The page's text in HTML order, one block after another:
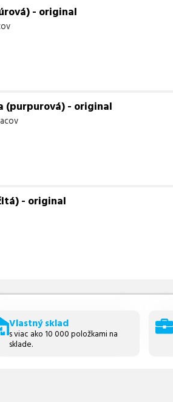
- original
(purpurová) - original
- original
Vlastný sklad
s viac ako 10 000 položkami na
sklade.